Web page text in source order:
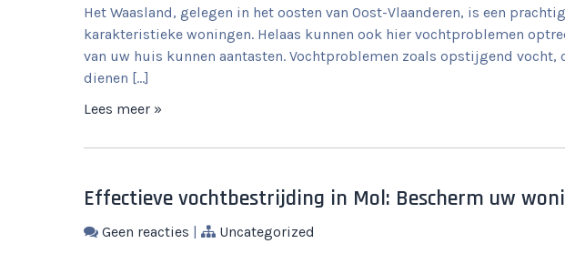
Het Waasland, gelegen in het oosten van Oost-Vlaanderen, is een
karakteristieke woningen. Helaas kunnen ook hier vochtproblemen
van uw huis kunnen aantasten. Vochtproblemen zoals opstijgend
dienen […]
Lees meer »
Effectieve vochtbestrijding in Mol: Bescherm uw
Geen reacties | Uncategorized